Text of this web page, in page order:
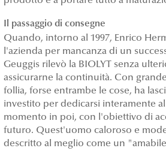
Il passaggio di consegne
Quando, intorno al 1997, Enrico
l'azienda per mancanza di un
Geuggis rilevò la BIOLYT senza
assicurarne la continuità. Con
follia, forse entrambe le cose, ha
investito per dedicarsi interamente
momento in poi, con l'obiettivo di
futuro. Quest'uomo caloroso e
descritto al meglio come un